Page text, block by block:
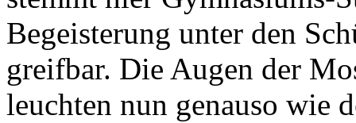
Begeisterung unter den
greifbar. Die Augen der
leuchten nun genauso wie